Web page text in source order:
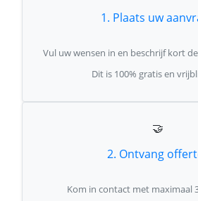
1. Plaats uw
Vul uw wensen in en beschrijf kort
Dit is 100% gratis en
🤝
2. Ontvang
Kom in contact met maximaal